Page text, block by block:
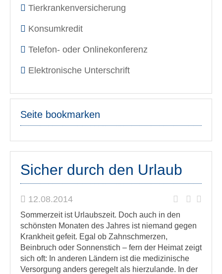
Tierkrankenversicherung
Konsumkredit
Telefon- oder Onlinekonferenz
Elektronische Unterschrift
Seite bookmarken
Sicher durch den Urlaub
12.08.2014
Sommerzeit ist Urlaubszeit. Doch auch in den
schönsten Monaten des Jahres ist niemand gegen
Krankheit gefeit. Egal ob Zahnschmerzen,
Beinbruch oder Sonnenstich – fern der Heimat zeigt
sich oft: In anderen Ländern ist die medizinische
Versorgung anders geregelt als hierzulande. In der